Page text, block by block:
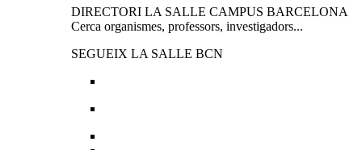
DIRECTORI LA SALLE CAMPUS BARCELONA
Cerca organismes, professors, investigadors...
SEGUEIX LA SALLE BCN